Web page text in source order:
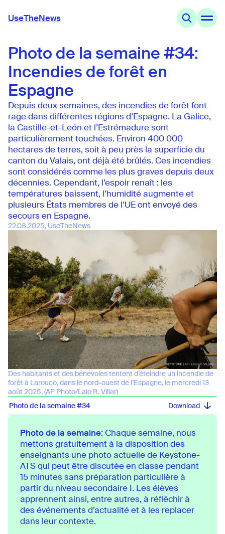
UseTheNews
Thèmes
Offres
Connaissances
Agenda
UseTheNews
Organisation
Partenariats
Photo de la semaine #34:
Incendies de forêt en
Espagne
Depuis deux semaines, des incendies de forêt font
rage dans différentes régions d’Espagne. La Galice,
la Castille-et-León et l’Estrémadure sont
particulièrement touchées. Environ 400 000
hectares de terres, soit à peu près la superficie du
canton du Valais, ont déjà été brûlés. Ces incendies
sont considérés comme les plus graves depuis deux
décennies. Cependant, l’espoir renaît : les
températures baissent, l’humidité augmente et
plusieurs États membres de l’UE ont envoyé des
secours en Espagne.
22.08.2025, UseTheNews
Des habitants et des bénévoles tentent d’éteindre un incendie de
forêt à Larouco, dans le nord-ouest de l’Espagne, le mercredi 13
août 2025. (AP Photo/Lalo R. Villar)
Photo de la semaine #34
Photo de la semaine: Chaque semaine, nous
mettons gratuitement à la disposition des
enseignants une photo actuelle de Keystone-
ATS qui peut être discutée en classe pendant
15 minutes sans préparation particulière à
partir du niveau secondaire I. Les élèves
apprennent ainsi, entre autres, à réfléchir à
des événements d’actualité et à les replacer
dans leur contexte.